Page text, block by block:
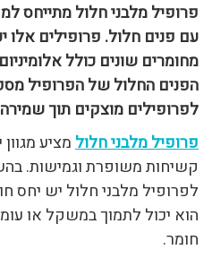
פרופיל מלבני חלול מתייחס
עם פנים חלול. פרופילים אלו
מחומרים שונים כולל
הפנים החלול של הפרופיל
לפרופילים מוצקים תוך שמירה
פרופיל מלבני חלולמציע
קשיחות משופרת וגמישות.
לפרופיל מלבני חלול יש יחס
הוא יכול לתמוך במשקל או
חומר.